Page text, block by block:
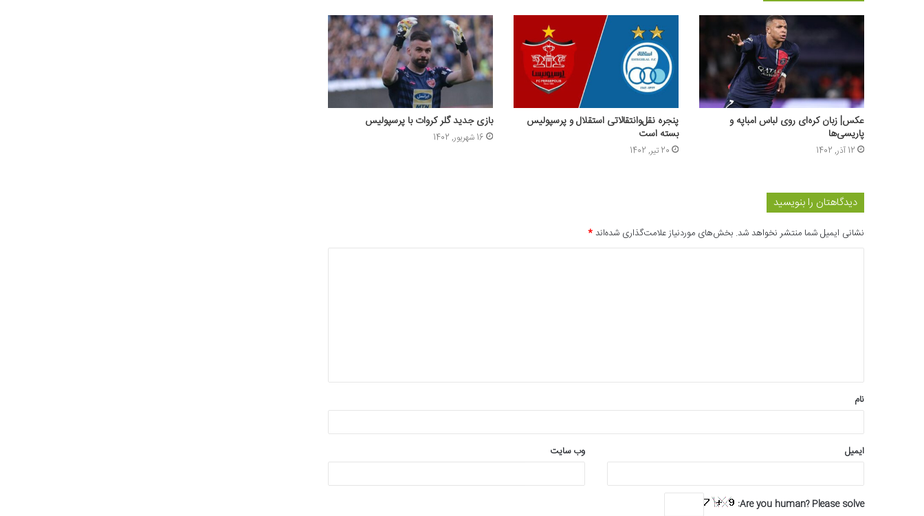
عکس‌| زبان کره‌ای روی لباس امباپه و
پاریسی‌ها
12 آذر, 1402
پنجره نقل‌وانتقالاتی استقلال و پرسپولیس
بسته است
20 تیر, 1402
بازی جدید گلر کروات با پرسپولیس
16 شهریور, 1402
دیدگاهتان را بنویسید
نشانی ایمیل شما منتشر نخواهد شد. بخش‌های موردنیاز علامت‌گذاری شده‌اند*
*
نام
ایمیل وب‌ سایت
Are you human? Please solve: